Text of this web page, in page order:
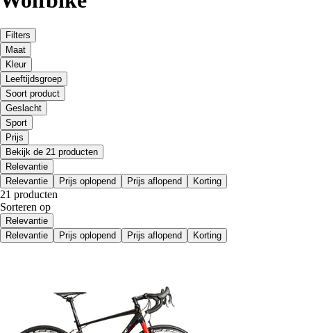
Filters
Maat
Kleur
Leeftijdsgroep
Soort product
Geslacht
Sport
Prijs
Bekijk de 21 producten
Relevantie
Relevantie
Prijs oplopend Prijs aflopend Korting
21 producten
Sorteren op
Relevantie
Relevantie
Prijs oplopend Prijs aflopend Korting